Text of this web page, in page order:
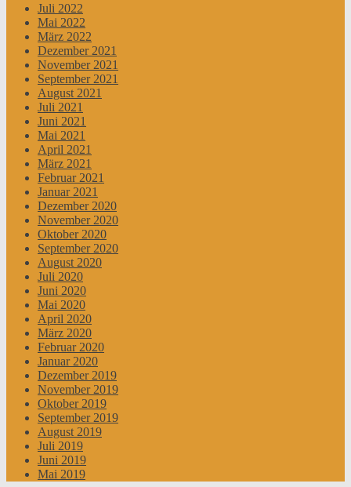
Juli 2022
Mai 2022
März 2022
Dezember 2021
November 2021
September 2021
August 2021
Juli 2021
Juni 2021
Mai 2021
April 2021
März 2021
Februar 2021
Januar 2021
Dezember 2020
November 2020
Oktober 2020
September 2020
August 2020
Juli 2020
Juni 2020
Mai 2020
April 2020
März 2020
Februar 2020
Januar 2020
Dezember 2019
November 2019
Oktober 2019
September 2019
August 2019
Juli 2019
Juni 2019
Mai 2019